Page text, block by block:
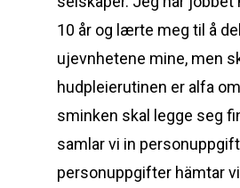
10 år og lærte meg til å
ujevnhetene mine, men
hudpleierutinen er alfa
sminken skal legge seg
samlar vi in
personuppgifter hämtar